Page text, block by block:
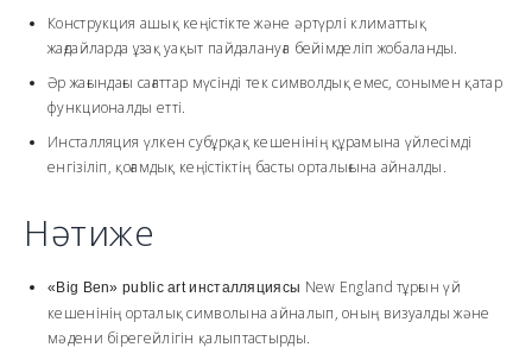
Конструкция ашық кеңістікте және әртүрлі климаттық
жағдайларда ұзақ уақыт пайдалануға бейімделіп жобаланды.
Әр жағындағы сағаттар мүсінді тек символдық емес, сонымен қатар
функционалды етті.
Инсталляция үлкен субұрқақ кешенінің құрамына үйлесімді
енгізіліп, қоғамдық кеңістіктің басты орталығына айналды.
Нәтиже
«Big Ben» public art инсталляциясы New England тұрғын үй
кешенінің орталық символына айналып, оның визуалды және
мәдени бірегейлігін қалыптастырды.